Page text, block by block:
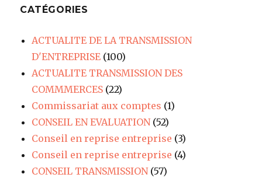
CATÉGORIES
ACTUALITE DE LA TRANSMISSION
D'ENTREPRISE (100)
ACTUALITE TRANSMISSION DES
COMMMERCES (22)
Commissariat aux comptes (1)
CONSEIL EN EVALUATION(52)
Conseil en reprise entreprise (3)
Conseil en reprise entreprise (4)
CONSEIL TRANSMISSION(57)